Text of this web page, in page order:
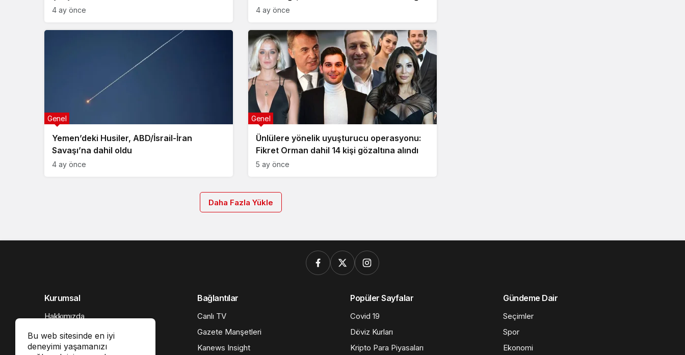
4 ay önce 4 ay önce
Yemen’deki Husiler, ABD/İsrail-İran
Savaşı’na dahil oldu
Genel
4 ay önce
Ünlülere yönelik uyuşturucu operasyonu:
Fikret Orman dahil 14 kişi gözaltına alındı
Genel
5 ay önce
Daha Fazla Yükle
Bu web sitesinde en iyi
deneyimi yaşamanızı
Kurumsal
Hakkımızda
İletişim
Künye
Bağlantılar
Canlı TV
Gazete Manşetleri
Kanews Insight
Popüler Sayfalar
Covid 19
Döviz Kurları
Kripto Para Piyasaları
Gündeme Dair
Seçimler
Spor
Ekonomi